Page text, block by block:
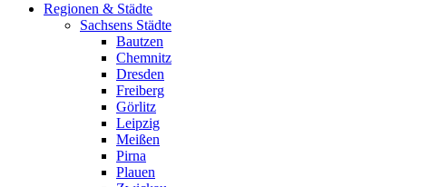
Regionen & Städte
Sachsens Städte
Bautzen
Chemnitz
Dresden
Freiberg
Görlitz
Leipzig
Meißen
Pirna
Plauen